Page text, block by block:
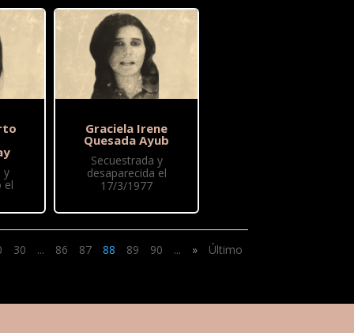
y
el
Graciela Irene
Quesada Ayub
Secuestrada y
desaparecida el
17/3/1977
30 ... 86 87 88 89 90 ... » Último